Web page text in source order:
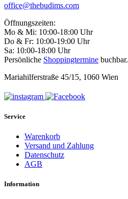
office@thebudims.com
Öffnungszeiten:
Mo & Mi: 10:00-18:00 Uhr
Do & Fr: 10:00-19:00 Uhr
Sa: 10:00-18:00 Uhr
Persönliche Shoppingtermine buchbar.
Mariahilferstraße 45/15, 1060 Wien
Service
Warenkorb
Versand und Zahlung
Datenschutz
AGB
Information